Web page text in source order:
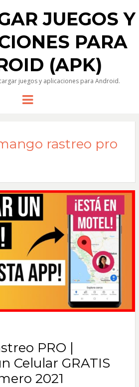
JUEGOS Y
PARA
(APK)
juegos y aplicaciones para Android.
Menu
rastreo pro
PRO |
Celular GRATIS
2021